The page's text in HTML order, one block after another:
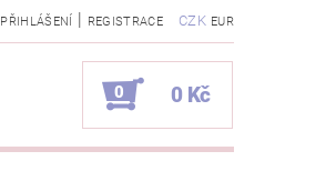
CZK EUR
PŘIHLÁŠENÍ | REGISTRACE
0 0 Kč